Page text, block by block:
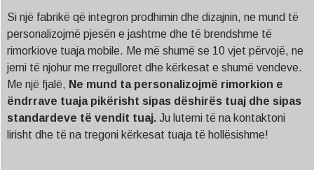
Si një fabrikë që integron prodhimin dhe dizajnin, ne mund të
personalizojmë pjesën e jashtme dhe të brendshme të
rimorkiove tuaja mobile. Me më shumë se 10 vjet përvojë, ne
jemi të njohur me rregulloret dhe kërkesat e shumë vendeve.
Me një fjalë, Ne mund ta personalizojmë rimorkion e
ëndrrave tuaja pikërisht sipas dëshirës tuaj dhe sipas
standardeve të vendit tuaj. Ju lutemi të na kontaktoni
lirisht dhe të na tregoni kërkesat tuaja të hollësishme!